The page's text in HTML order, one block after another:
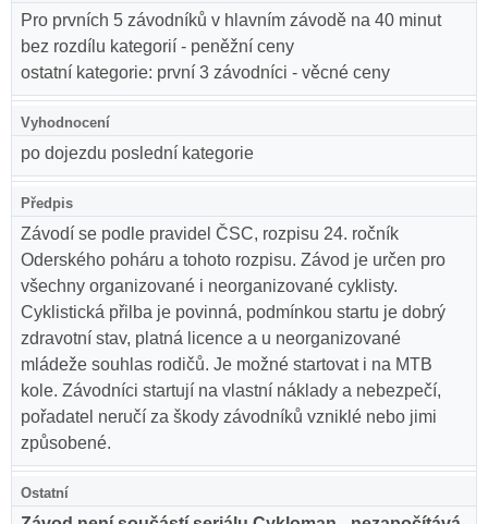
Pro prvních 5 závodníků v hlavním závodě na 40 minut
bez rozdílu kategorií - peněžní ceny
ostatní kategorie: první 3 závodníci - věcné ceny
Vyhodnocení
po dojezdu poslední kategorie
Předpis
Závodí se podle pravidel ČSC, rozpisu 24. ročník
Oderského poháru a tohoto rozpisu. Závod je určen pro
všechny organizované i neorganizované cyklisty.
Cyklistická přilba je povinná, podmínkou startu je dobrý
zdravotní stav, platná licence a u neorganizované
mládeže souhlas rodičů. Je možné startovat i na MTB
kole. Závodníci startují na vlastní náklady a nebezpečí,
pořadatel neručí za škody závodníků vzniklé nebo jimi
způsobené.
Ostatní